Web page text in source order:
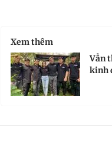
Xem thêm
Vẫn
kinh